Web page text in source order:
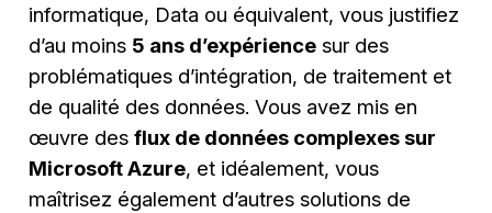
informatique, Data ou équivalent, vous justifiez
d’au moins 5 ans d’expérience sur des
problématiques d’intégration, de traitement et
de qualité des données. Vous avez mis en
œuvre desflux de données complexes sur
Microsoft Azure, et idéalement, vous
maîtrisez également d’autres solutions de